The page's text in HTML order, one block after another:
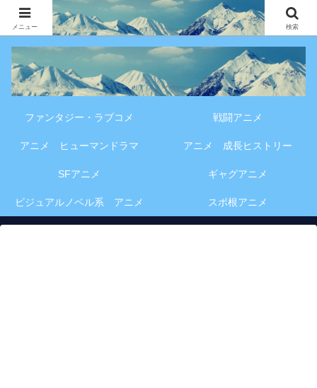
アニメ・漫画・VOD作品の見どころ、配信情報、登場人物や物語の考察を、作
品別・ジャンル別に分かりやすく紹介する専門ブログです。
ファンタジー・ラブコメ 戦闘アニメ
アニメ ヒューマンドラマ アニメ 成長ヒストリー
SFアニメ ギャグアニメ
ビジュアルノベル系 アニメ スポ根アニメ
メニュー 検索